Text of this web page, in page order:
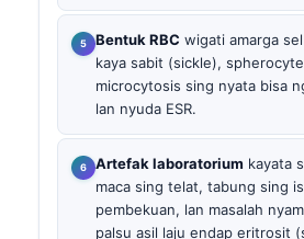
Bentuk RBC wigati amarga
kaya sabit (sickle),
microcytosis sing nyata bisa
lan nyuda ESR.
Artefak laboratorium kayata
maca sing telat, tabung sing
pembekuan, lan masalah
palsu asil laju endap eritrosit